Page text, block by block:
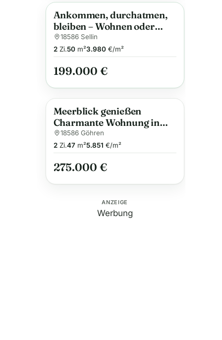
Anzeige
Ankommen, durchatmen,
bleiben – Wohnen oder
Vermieten in Sellin
18586 Sellin
2Zi.50m²3.980€/m²
199.000 €
Meerblick genießen
Charmante Wohnung in
Göhren
18586 Göhren
2Zi.47m²5.851 €/m²
275.000 €
ANZEIGE
Werbung